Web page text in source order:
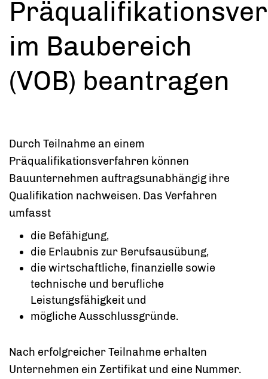
im Baubereich
(VOB) beantragen
Durch Teilnahme an einem
Präqualifikationsverfahren können
Bauunternehmen auftragsunabhängig ihre
Qualifikation nachweisen. Das Verfahren
umfasst
die Befähigung,
die Erlaubnis zur Berufsausübung,
die wirtschaftliche, finanzielle sowie
technische und berufliche
Leistungsfähigkeit und
mögliche Ausschlussgründe.
Nach erfolgreicher Teilnahme erhalten
Unternehmen ein Zertifikat und eine Nummer.